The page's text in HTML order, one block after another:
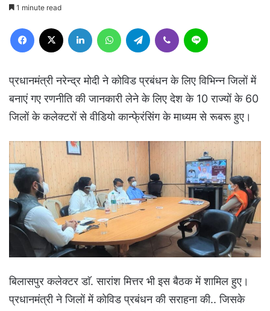
1 minute read
Facebook LinkedIn WhatsAppTelegram Viber
प्रधानमंत्री नरेन्द्र मोदी ने कोविड प्रबंधन के लिए विभिन्न जिलों में
बनाएं गए रणनीति की जानकारी लेने के लिए देश के 10 राज्यों के 60
जिलों के कलेक्टरों से वीडियो कान्फे्रंसिंग के माध्यम से रूबरू हुए।
बिलासपुर कलेक्टर डाॅ. सारांश मित्तर भी इस बैठक में शामिल हुए।
प्रधानमंत्री ने जिलों में कोविड प्रबंधन की सराहना की.. जिसके